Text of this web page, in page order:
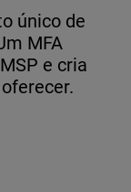
único de
MFA
e cria